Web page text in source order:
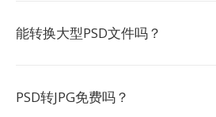
能转换大型PSD文件吗？
PSD转JPG免费吗？